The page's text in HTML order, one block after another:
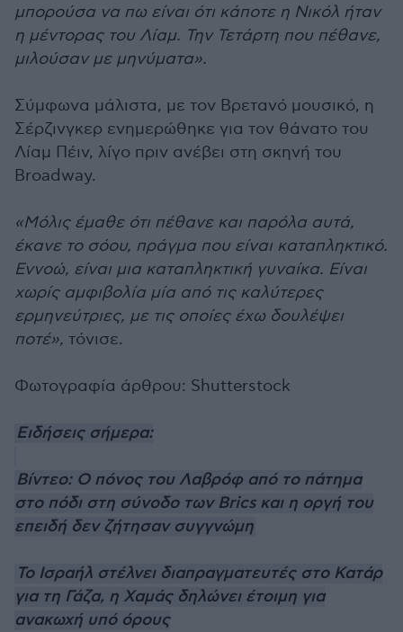
μπορούσα να πω είναι ότι κάποτε η Νικόλ ήταν
η μέντορας του Λίαμ. Την Τετάρτη που πέθανε,
μιλούσαν με μηνύματα».
Σύμφωνα μάλιστα, με τον Βρετανό μουσικό, η
Σέρζινγκερ ενημερώθηκε για τον θάνατο του
Λίαμ Πέιν, λίγο πριν ανέβει στη σκηνή του
Broadway.
«Μόλις έμαθε ότι πέθανε και παρόλα αυτά,
έκανε το σόου, πράγμα που είναι καταπληκτικό.
Εννοώ, είναι μια καταπληκτική γυναίκα. Είναι
χωρίς αμφιβολία μία από τις καλύτερες
ερμηνεύτριες, με τις οποίες έχω δουλέψει
ποτέ», τόνισε.
Φωτογραφία άρθρου: Shutterstock
Ειδήσεις σήμερα:
Βίντεο: Ο πόνος του Λαβρόφ από το πάτημα
στο πόδι στη σύνοδο των Brics και η οργή του
επειδή δεν ζήτησαν συγγνώμη
Το Ισραήλ στέλνει διαπραγματευτές στο Κατάρ
για τη Γάζα, η Χαμάς δηλώνει έτοιμη για
ανακωχή υπό όρους